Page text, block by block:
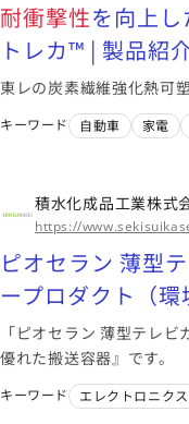
耐衝撃性を向上
トレカ™ | 製品紹
東レの炭素繊維強化熱可
キーワード 自動車 家電
積水化成品工業株式
https://
ピオセラン 薄型
ープロダクト（
「ピオセラン 薄型テレ
優れた搬送容器』です。
キーワード エレクトロニクス